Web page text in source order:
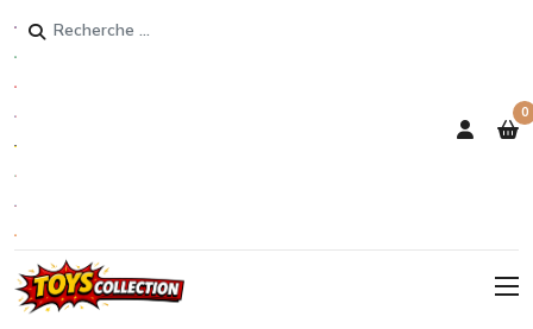
Rechercher
0